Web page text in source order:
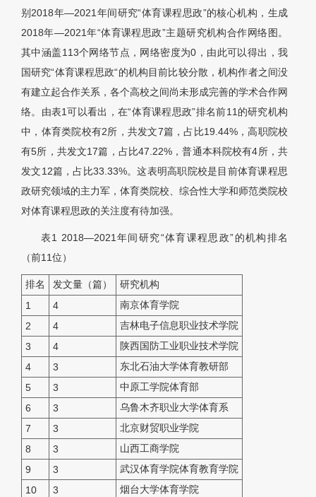
别2018年—2021年间研究“体育课程思政”的核心机构，生成
2018年—2021年“体育课程思政”主题研究机构合作网络图。
其中涵盖113个网络节点，网络密度为0，由此可以得出，我
国研究“体育课程思政“的机构目前比较分散，机构作者之间没
有建立起合作关系，各个高校之间尚未形成完善的学术合作网
络。由表1可以看出，在“体育课程思政”排名前11的研究机构
中，体育类院校有2所，共发文7篇，占比19.44%，高职院校
有5所，共发文17篇，占比47.22%，普通本科院校有4所，共
发文12篇，占比33.33%。这表明高职院校是目前体育课程思
政研究领域的主力军，体育类院校、综合性大学和师范类院校
对体育课程思政的关注度有待加强。
表1 2018—2021年间研究“体育课程思政”的机构排名
（前11位）
排名 发文量（篇）
研究机构
1
4
南京体育学院
2
4
吉林电子信息职业技术学院
3
4
陕西国防工业职业技术学院
4
3
东北石油大学体育教研部
5
3
中原工学院体育部
6
3
乌鲁木齐职业大学体育系
7
3
北京财贸职业学院
8
3
山西工商学院
9
3
武汉体育学院体育教育学院
10
3
烟台大学体育学院